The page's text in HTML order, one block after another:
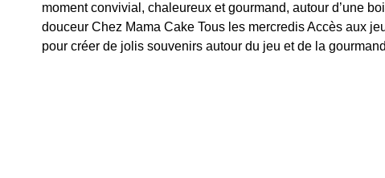
moment convivial, chaleureux et gourmand, autour d’une
douceur Chez Mama Cake Tous les mercredis Accès aux
pour créer de jolis souvenirs autour du jeu et de la